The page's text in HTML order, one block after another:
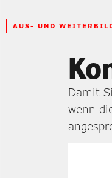
AUS- UND
Damit
wenn